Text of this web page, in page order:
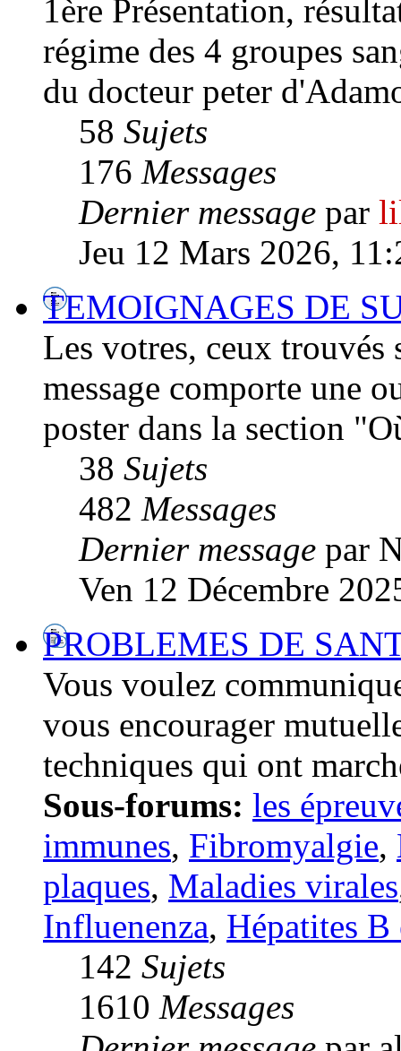
1ère Présentation,
régime des 4 groupes
du docteur peter
58 Sujets
176 Messages
Dernier message par
Jeu 12 Mars 2026,
TEMOIGNAGES DE
Les votres, ceux
message comporte une
poster dans la section
38 Sujets
482 Messages
Dernier message par
Ven 12 Décembre
PROBLEMES DE
Vous voulez
vous encourager
techniques qui ont
Sous-forums: les
immunes, Fibromyalgie,
plaques, Maladies virales
Influenenza, Hépatites B
142 Sujets
1610 Messages